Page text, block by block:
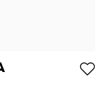
1 499 kr
1 990 kr
1 990 kr
I lager